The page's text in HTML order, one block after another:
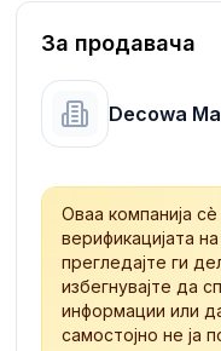
За продавача
Decowa
Оваа компанија
верификацијата
прегледајте ги
избегнувајте да
информации или
самостојно не ја